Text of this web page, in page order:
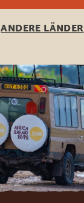
ANDERE LÄNDER